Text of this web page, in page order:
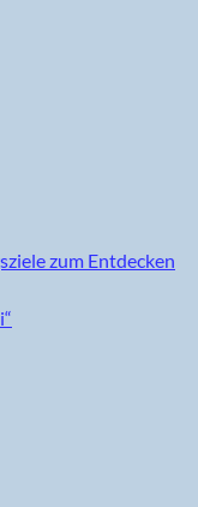
zum Entdecken